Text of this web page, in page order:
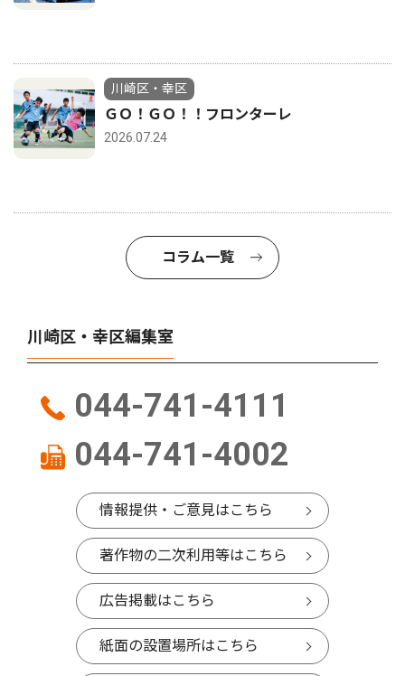
川崎区・幸区
ＧＯ！ＧＯ！！フロンターレ
2026.07.24
コラム一覧
川崎区・幸区編集室
044-741-4111
044-741-4002
情報提供・ご意見はこちら
著作物の二次利用等はこちら
広告掲載はこちら
紙面の設置場所はこちら